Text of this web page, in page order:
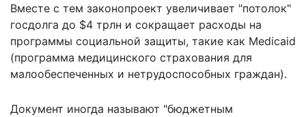
Вместе с тем законопроект увеличивает "потолок"
госдолга до $4 трлн и сокращает расходы на
программы социальной защиты, такие как Medicaid
(программа медицинского страхования для
малообеспеченных и нетрудоспособных граждан).
Документ иногда называют "бюджетным